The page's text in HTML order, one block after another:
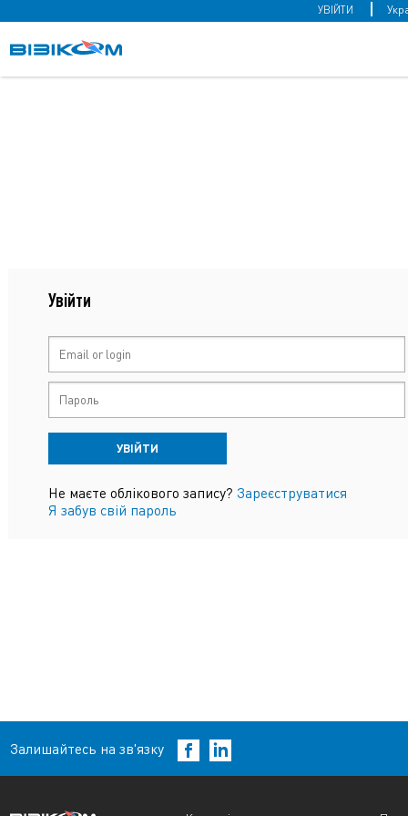
УВІЙТИ
Увійти
УВІЙТИ
Не маєте облікового запису? Зареєструватися
Я забув свій пароль
Залишайтесь на зв'язку